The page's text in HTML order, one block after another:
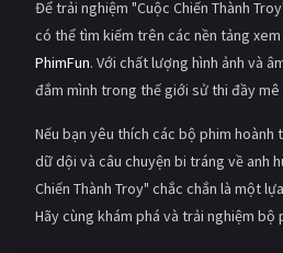
Để trải nghiệm "Cuộc Chiến Thành
có thể tìm kiếm trên các nền tảng
PhimFun. Với chất lượng hình ảnh và
đắm mình trong thế giới sử thi đầy mê
Nếu bạn yêu thích các bộ phim hoành
dữ dội và câu chuyện bi tráng về anh
Chiến Thành Troy" chắc chắn là một
Hãy cùng khám phá và trải nghiệm bộ